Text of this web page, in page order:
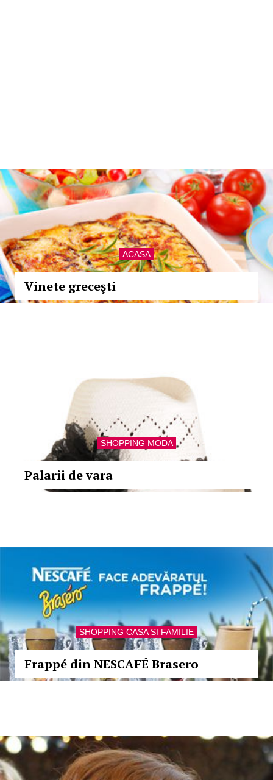
ACASA
Vinete greceşti
SHOPPING MODA
Palarii de vara
SHOPPING CASA SI FAMILIE
Frappé din NESCAFÉ Brasero